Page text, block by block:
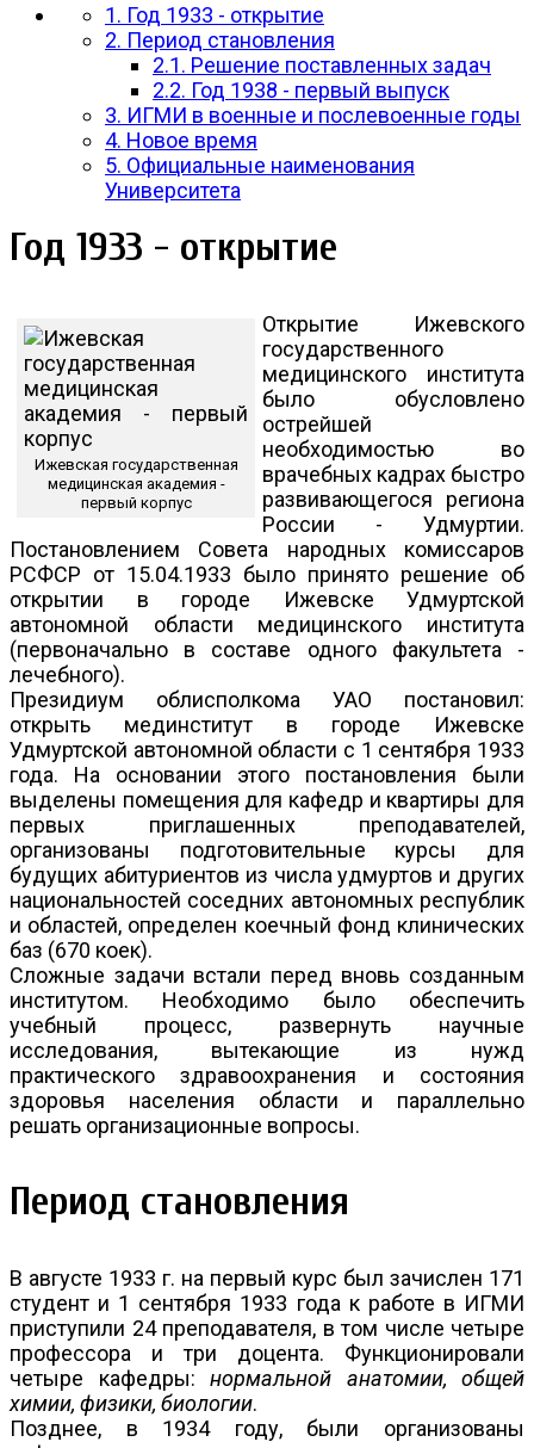
1. Год 1933 - открытие
2. Период становления
2.1. Решение поставленных задач
2.2. Год 1938 - первый выпуск
3. ИГМИ в военные и послевоенные годы
4. Новое время
5. Официальные наименования
Университета
Год 1933 - открытие
Ижевская государственная
медицинская академия -
первый корпус
Открытие Ижевского
государственного
медицинского института
было обусловлено
острейшей
необходимостью во
врачебных кадрах быстро
развивающегося региона
России - Удмуртии.
Постановлением Совета народных комиссаров
РСФСР от 15.04.1933 было принято решение об
открытии в городе Ижевске Удмуртской
автономной области медицинского института
(первоначально в составе одного факультета -
лечебного).
Президиум облисполкома УАО постановил:
открыть мединститут в городе Ижевске
Удмуртской автономной области с 1 сентября 1933
года. На основании этого постановления были
выделены помещения для кафедр и квартиры для
первых приглашенных преподавателей,
организованы подготовительные курсы для
будущих абитуриентов из числа удмуртов и других
национальностей соседних автономных республик
и областей, определен коечный фонд клинических
баз (670 коек).
Сложные задачи встали перед вновь созданным
институтом. Необходимо было обеспечить
учебный процесс, развернуть научные
исследования, вытекающие из нужд
практического здравоохранения и состояния
здоровья населения области и параллельно
решать организационные вопросы.
Период становления
В августе 1933 г. на первый курс был зачислен 171
студент и 1 сентября 1933 года к работе в ИГМИ
приступили 24 преподавателя, в том числе четыре
профессора и три доцента. Функционировали
четыре кафедры: нормальной анатомии, общей
химии, физики, биологии.
Позднее, в 1934 году, были организованы